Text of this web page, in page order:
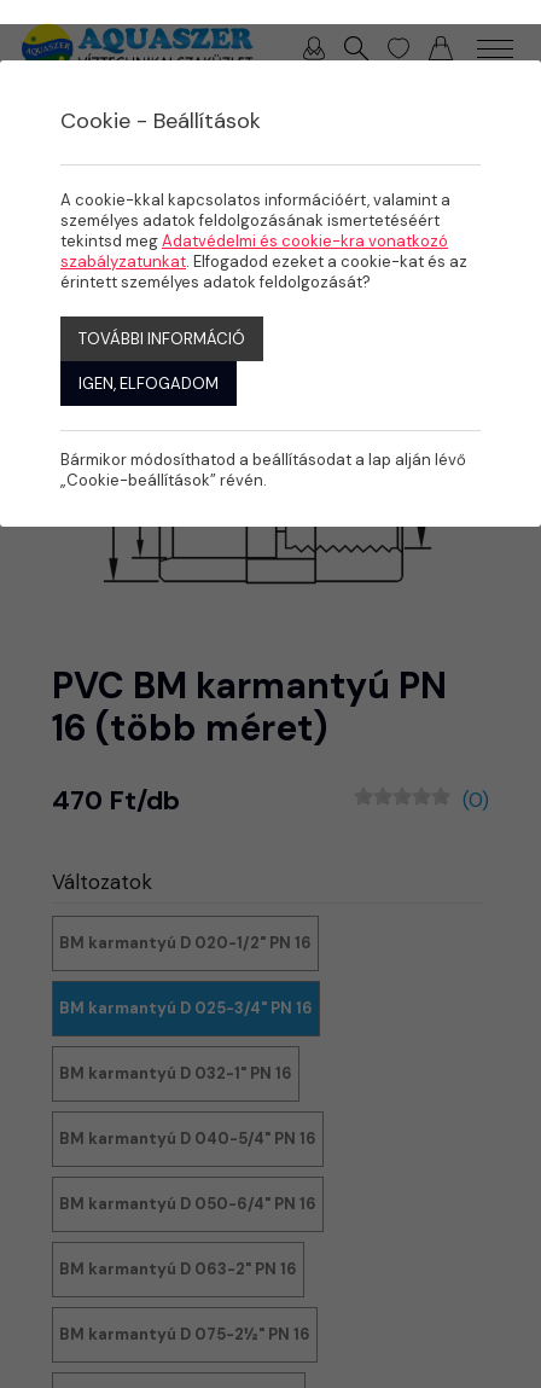
PVC BM karmantyú PN
16 (több méret)
470 Ft/db (0)
Változatok
BM karmantyú D 020-1/2" PN 16
BM karmantyú D 025-3/4" PN 16
BM karmantyú D 032-1" PN 16
BM karmantyú D 040-5/4" PN 16
BM karmantyú D 050-6/4" PN 16
BM karmantyú D 063-2" PN 16
BM karmantyú D 075-2½" PN 16
Cookie - Beállítások
A cookie-kkal kapcsolatos információért, valamint a
személyes adatok feldolgozásának ismertetéséért
tekintsd megAdatvédelmi és cookie-kra vonatkozó
szabályzatunkat. Elfogadod ezeket a cookie-kat és az
érintett személyes adatok feldolgozását?
TOVÁBBI INFORMÁCIÓ
IGEN, ELFOGADOM
Bármikor módosíthatod a beállításodat a lap alján lévő
„Cookie-beállítások” révén.